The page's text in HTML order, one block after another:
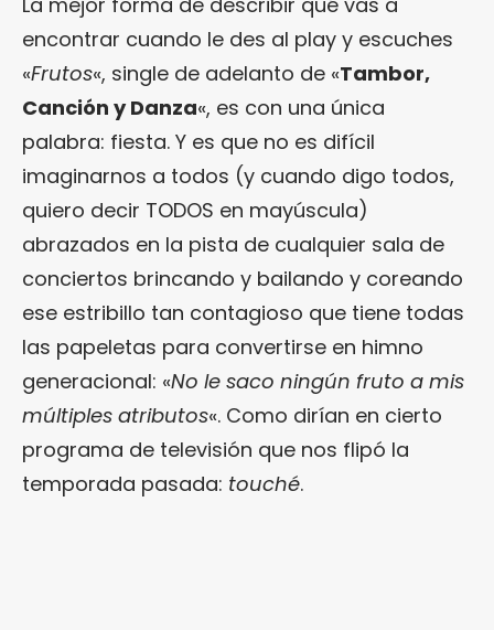
encontrar cuando le des al play y escuches
«Frutos«, single de adelanto de «Tambor,
Canción y Danza«, es con una única
palabra: fiesta. Y es que no es difícil
imaginarnos a todos (y cuando digo todos,
quiero decir TODOS en mayúscula)
abrazados en la pista de cualquier sala de
conciertos brincando y bailando y coreando
ese estribillo tan contagioso que tiene todas
las papeletas para convertirse en himno
generacional: «No le saco ningún fruto a mis
múltiples atributos«. Como dirían en cierto
programa de televisión que nos flipó la
temporada pasada: touché.